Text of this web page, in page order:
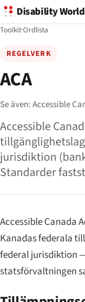
Disability World
Toolkit·Ordlista
REGELVERK
ACA
Se även:Accessible
Accessible
jurisdiktion
Standarder
Accessible Canada
Kanadas federala
federal jurisdiktion
statsförvaltningen